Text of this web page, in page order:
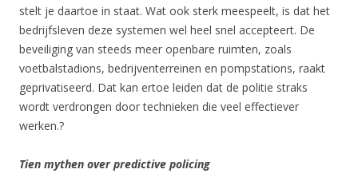
stelt je daartoe in staat. Wat ook sterk meespeelt, is dat het
bedrijfsleven deze systemen wel heel snel accepteert. De
beveiliging van steeds meer openbare ruimten, zoals
voetbalstadions, bedrijventerreinen en pompstations, raakt
geprivatiseerd. Dat kan ertoe leiden dat de politie straks
wordt verdrongen door technieken die veel effectiever
werken.?
Tien mythen over predictive policing